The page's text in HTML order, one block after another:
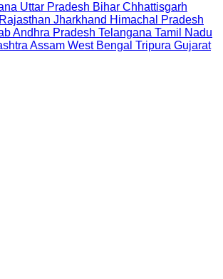
Uttar Pradesh Bihar Chhattisgarh
Rajasthan Jharkhand Himachal Pradesh
Andhra Pradesh Telangana Tamil Nadu
Assam West Bengal Tripura Gujarat